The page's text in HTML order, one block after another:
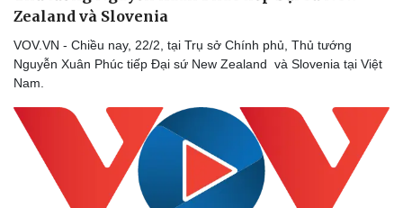
Zealand và Slovenia
VOV.VN - Chiều nay, 22/2, tại Trụ sở Chính phủ, Thủ tướng
Nguyễn Xuân Phúc tiếp Đại sứ New Zealand và Slovenia tại Việt
Nam.